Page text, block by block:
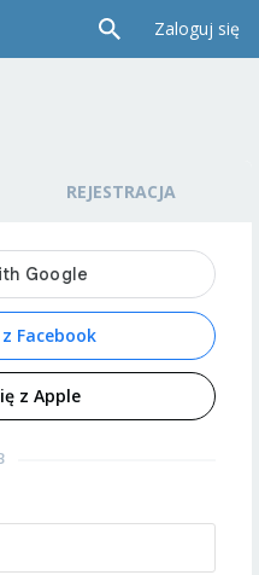
Zaloguj się
REJESTRACJA
Facebook
z Apple